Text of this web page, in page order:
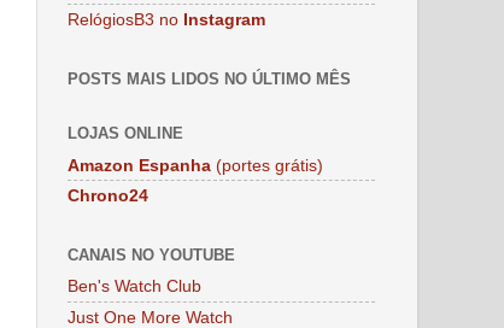
RelógiosB3 no Instagram
POSTS MAIS LIDOS NO ÚLTIMO MÊS
LOJAS ONLINE
Amazon Espanha (portes grátis)
Chrono24
CANAIS NO YOUTUBE
Ben's Watch Club
Just One More Watch